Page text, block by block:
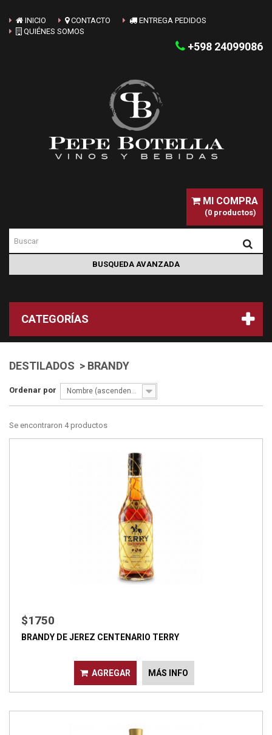
INICIO CONTACTO
ENTREGA PEDIDOS
QUIÉNES SOMOS
+598 24099086
MI COMPRA
(0 productos)
CATEGORÍAS
DESTILADOS > BRANDY
Ordenar por Nombre (ascendente)
Se encontraron 4 productos
$1750
BRANDY DE JEREZ CENTENARIO TERRY
AGREGAR MÁS INFO